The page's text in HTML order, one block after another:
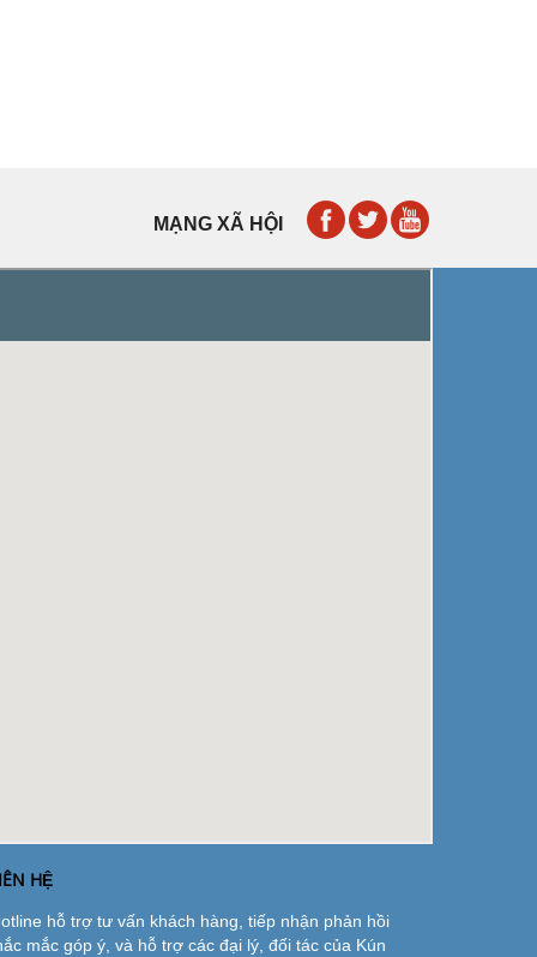
MẠNG XÃ HỘI
HỆ
hỗ trợ tư vấn khách hàng, tiếp nhận phản hồi
mắc góp ý, và hỗ trợ các đại lý, đối tác của Kún